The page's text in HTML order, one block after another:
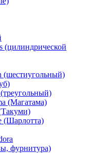
(цилиндрической
(шестиугольный)
(Магатама)
(Шарлотта)
фурнитура)